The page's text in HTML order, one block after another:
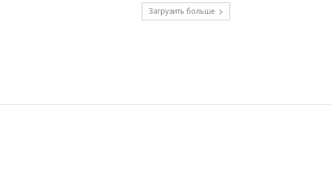
Загрузить больше